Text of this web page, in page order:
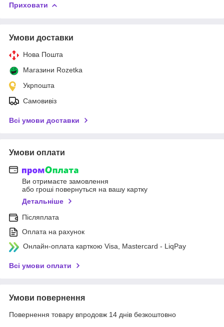
Приховати
Умови доставки
Нова Пошта
Магазини Rozetka
Укрпошта
Самовивіз
Всі умови доставки
Умови оплати
Ви отримаєте замовлення
або гроші повернуться на вашу картку
Детальніше
Післяплата
Оплата на рахунок
Онлайн-оплата карткою Visa, Mastercard - LiqPay
Всі умови оплати
Умови повернення
Повернення товару впродовж 14 днів безкоштовно